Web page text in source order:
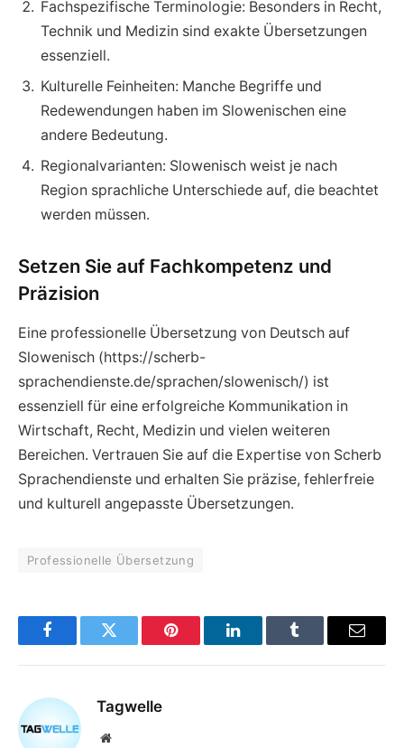
Fachspezifische Terminologie: Besonders in Recht,
Technik und Medizin sind exakte Übersetzungen
essenziell.
Kulturelle Feinheiten: Manche Begriffe und
Redewendungen haben im Slowenischen eine
andere Bedeutung.
Regionalvarianten: Slowenisch weist je nach
Region sprachliche Unterschiede auf, die beachtet
werden müssen.
Setzen Sie auf Fachkompetenz und
Präzision
Eine professionelle Übersetzung von Deutsch auf
Slowenisch (https://scherb-
sprachendienste.de/sprachen/slowenisch/) ist
essenziell für eine erfolgreiche Kommunikation in
Wirtschaft, Recht, Medizin und vielen weiteren
Bereichen. Vertrauen Sie auf die Expertise von Scherb
Sprachendienste und erhalten Sie präzise, fehlerfreie
und kulturell angepasste Übersetzungen.
Professionelle Übersetzung
FacebookTwitter Pinterest LinkedInTumblr Email
Tagwelle
Website